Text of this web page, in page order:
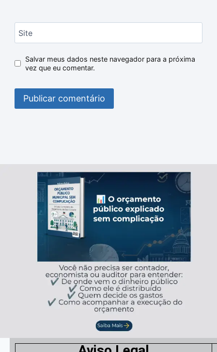
Site
Salvar meus dados neste navegador para a próxima
vez que eu comentar.